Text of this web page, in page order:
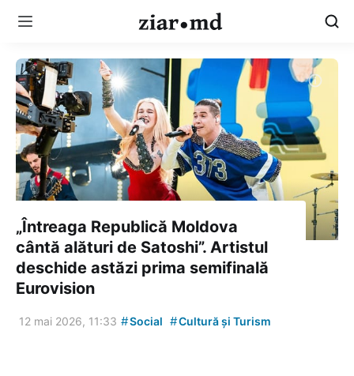
„Întreaga Republică Moldova
cântă alături de Satoshi”. Artistul
deschide astăzi prima semifinală
Eurovision
12 mai 2026, 11:33 #Social #Cultură și Turism